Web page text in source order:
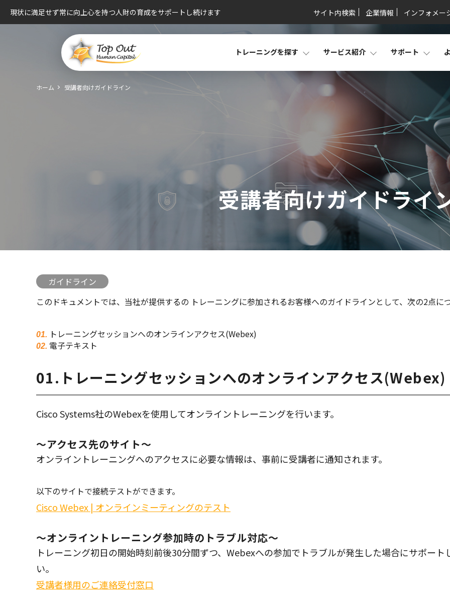
現状に満足せず常に向上心を持つ人財の育成をサポートし続けます サイト内検索 企業情報 インフォメー
トレーニングを探す サービス紹介 サポート
ホーム 受講者向けガイドライン
受講者向けガイドライ
ガイドライン
このドキュメントでは、当社が提供するの トレーニングに参加されるお客様へのガイドラインとして、次の2点に
トレーニングセッションへのオンラインアクセス(Webex)
電子テキスト
01.トレーニングセッションへのオンラインアクセス(Webex)
Cisco Systems社のWebexを使用してオンライントレーニングを行います。
～アクセス先のサイト～
オンライントレーニングへのアクセスに必要な情報は、事前に受講者に通知されます。
以下のサイトで接続テストができます。
Cisco Webex | オンラインミーティングのテスト
～オンライントレーニング参加時のトラブル対応～
トレーニング初日の開始時刻前後30分間ずつ、Webexへの参加でトラブルが発生した場合にサポー
い。
受講者様用のご連絡受付窓口